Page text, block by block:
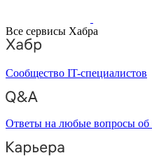
Все сервисы Хабра
Сообщество IT-специалистов
Ответы на любые вопросы об